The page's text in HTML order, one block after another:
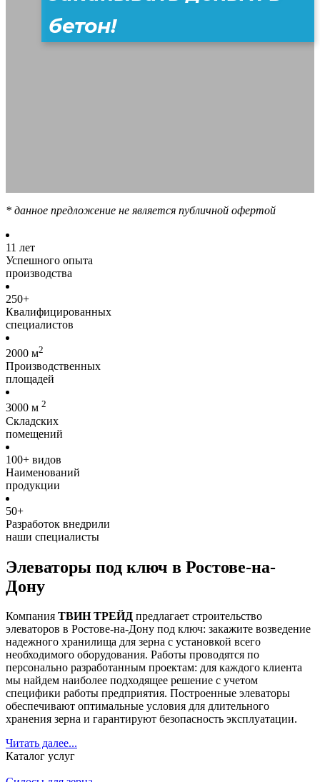
бетон!
* данное предложение не является публичной офертой
11 лет
Успешного опыта
производства
250+
Квалифицированных
специалистов
2000 м2
Производственных
площадей
3000 м 2
Складских
помещений
100+ видов
Наименований
продукции
50+
Разработок внедрили
наши специалисты
Элеваторы под ключ в Ростове-на-
Дону
Компания ТВИН ТРЕЙД предлагает строительство
элеваторов в Ростове-на-Дону под ключ: закажите возведение
надежного хранилища для зерна с установкой всего
необходимого оборудования. Работы проводятся по
персонально разработанным проектам: для каждого клиента
мы найдем наиболее подходящее решение с учетом
специфики работы предприятия. Построенные элеваторы
обеспечивают оптимальные условия для длительного
хранения зерна и гарантируют безопасность эксплуатации.
Читать далее...
Каталог услуг